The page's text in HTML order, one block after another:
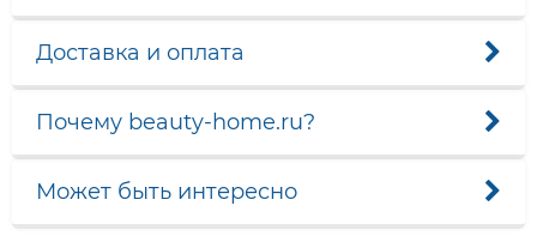
Доставка и оплата
Почему beauty-home.ru?
Может быть интересно